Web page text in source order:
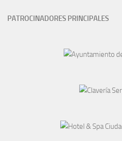
PATROCINADORES PRINCIPALES